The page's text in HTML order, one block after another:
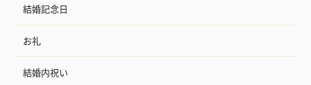
結婚記念日
お礼
結婚内祝い